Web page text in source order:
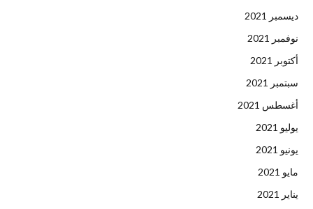
ديسمبر 2021
نوفمبر 2021
أكتوبر 2021
سبتمبر 2021
أغسطس 2021
يوليو 2021
يونيو 2021
مايو 2021
يناير 2021